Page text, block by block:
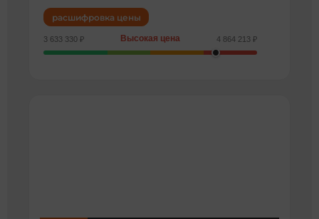
расшифровка цены
3 633 330 ₽ Высокая цена 4 864 213 ₽